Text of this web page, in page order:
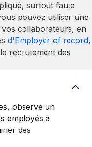
surtout faute
pouvez utiliser une
collaborateurs, en
d'Employer of record,
recrutement des
observe un
employés à
des